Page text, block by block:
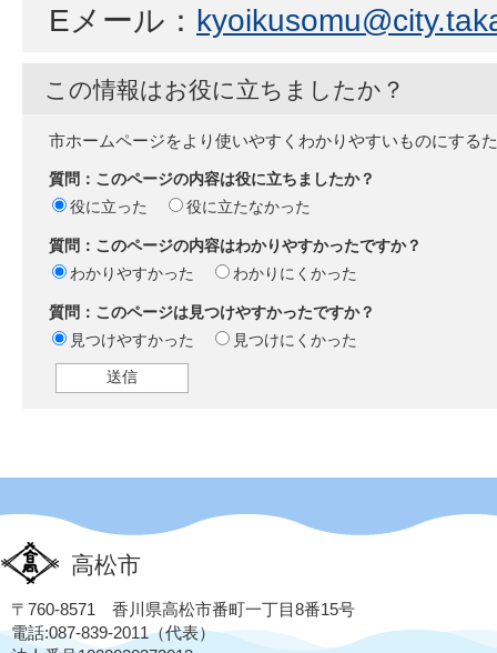
Eメール：
この情報はお役に立ちましたか？
市ホームページをより使いやすくわかりやすいものにする
質問：このページの内容は役に立ちましたか？
役に立った
役に立たなかった
質問：このページの内容はわかりやすかったですか？
わかりやすかった
わかりにくかった
質問：このページは見つけやすかったですか？
見つけやすかった
見つけにくかった
高松市
〒760-8571 香川県高松市番町一丁目8番15号
電話:087-839-2011（代表）